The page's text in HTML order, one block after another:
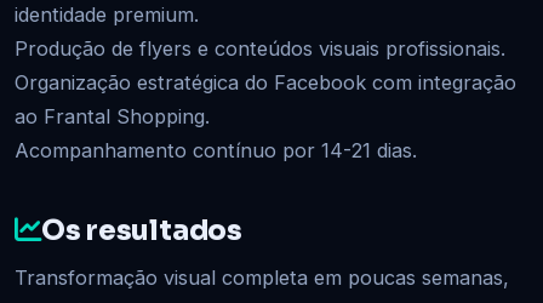
identidade premium.
Produção de flyers e conteúdos visuais profissionais.
Organização estratégica do Facebook com integração
ao Frantal Shopping.
Acompanhamento contínuo por 14-21 dias.
Os resultados
Transformação visual completa em poucas semanas,